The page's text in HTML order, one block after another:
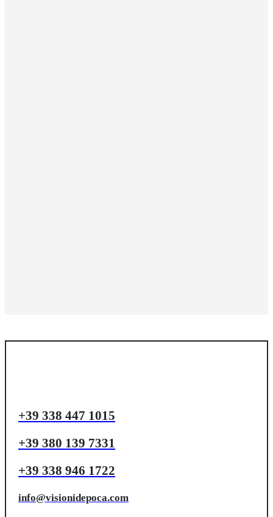
+39 338 447 1015
+39 380 139 7331
+39 338 946 1722
info@visionidepoca.com